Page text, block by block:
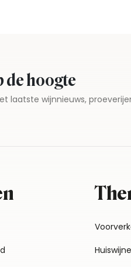
de hoogte
laatste wijnnieuws,